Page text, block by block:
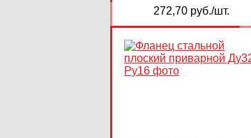
272,70 руб./шт.